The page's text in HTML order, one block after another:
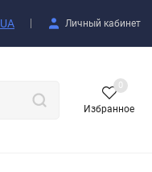
UA Личный кабинет
Избранное
0